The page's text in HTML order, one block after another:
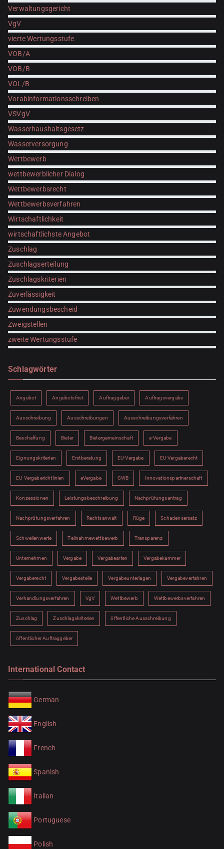
Verwaltungsgericht
VgV
vierte Wertungsstufe
VOB/A
VOB/B
VOL/B
Vorabinformationsschreiben
VSVgV
Wasserhaushaltsgesetz
Wasserversorgung
Wettbewerb
wettbewerblicher Dialog
Wettbewerbsrecht
Wettbewerbsverfahren
Wirtschaftlichkeit
wirtschaftlichste Angebot
Zuschlag
Zuschlagserteilung
Zuschlagskriterien
Zuverlässigkeit
Zuwendungsbescheid
Zweigstellen
zweite Wertungsstufe
Schlagwörter
Angebot Angebotsfrist Auftraggeber Auftragsvergabe
Ausschreibung Ausschreibungen Ausschreibungsverfahren
Beschaffung Bieter Bietergemeinschaft e-Vergabe
Eignungskriterien Erstberatung EU-Vergabe EU-Vergaberecht
EU-Vergaberichtlinien eVergabe GWB Innovationspartnerschaft
Konzessionen Leistungsbeschreibung Nachprüfungsantrag
Nachprüfungsverfahren Rechtsanwalt Rüge Schadensersatz
Schwellenwerte Teilnahmewettbewerb Transparenz
Unternehmen Vergabe Vergabearten Vergabekammer
Vergaberecht Vergabestelle Vergabeunterlagen Vergabeverfahren
Verhandlungsverfahren VgV Wettbewerb Wettbewerbsverfahren
Zuschlag Zuschlagskriterien öffentliche Ausschreibung
öffentlicher Auftraggeber
International Contact
German
English
French
Spanish
Italian
Portuguese
Polish